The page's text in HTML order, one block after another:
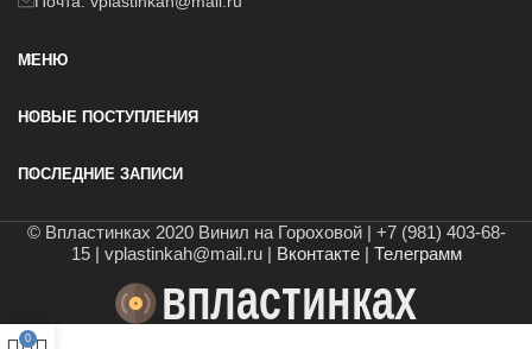
МЕНЮ
НОВЫЕ ПОСТУПЛЕНИЯ
ПОСЛЕДНИЕ ЗАПИСИ
© Впластинках 2020 Винил на Гороховой | +7 (981) 403-68-
15 | vplastinkah@mail.ru | Вконтакте| Телеграмм
0